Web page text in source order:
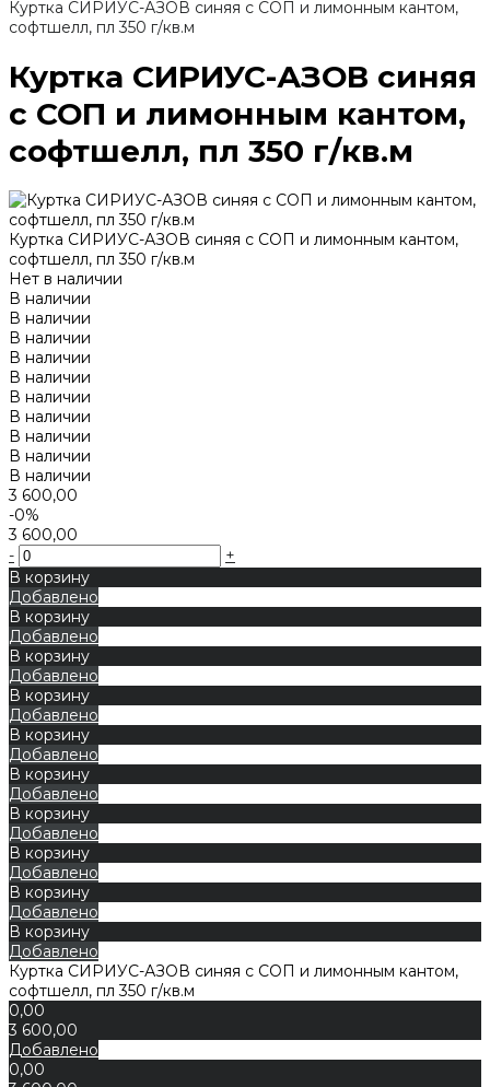
Куртка СИРИУС-АЗОВ синяя с СОП и лимонным кантом,
софтшелл, пл 350 г/кв.м
Куртка СИРИУС-АЗОВ синяя
с СОП и лимонным кантом,
софтшелл, пл 350 г/кв.м
Куртка СИРИУС-АЗОВ синяя с СОП и лимонным кантом,
софтшелл, пл 350 г/кв.м
Нет в наличии
В наличии
В наличии
В наличии
В наличии
В наличии
В наличии
В наличии
В наличии
В наличии
В наличии
3 600,00
-0%
3 600,00
-
+
В корзину
Добавлено
В корзину
Добавлено
В корзину
Добавлено
В корзину
Добавлено
В корзину
Добавлено
В корзину
Добавлено
В корзину
Добавлено
В корзину
Добавлено
В корзину
Добавлено
В корзину
Добавлено
Куртка СИРИУС-АЗОВ синяя с СОП и лимонным кантом,
софтшелл, пл 350 г/кв.м
0,00
3 600,00
Добавлено
0,00